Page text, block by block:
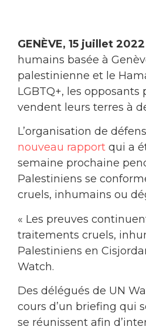
GENÈVE, 15 juillet
humains basée à
palestinienne et le
LGBTQ+, les
vendent leurs terres à
L’organisation de
nouveau rapport qui a
semaine prochaine
Palestiniens se
cruels, inhumains ou
« Les preuves
traitements cruels,
Palestiniens en
Watch.
Des délégués de UN
cours d’un briefing qui
se réunissent afin